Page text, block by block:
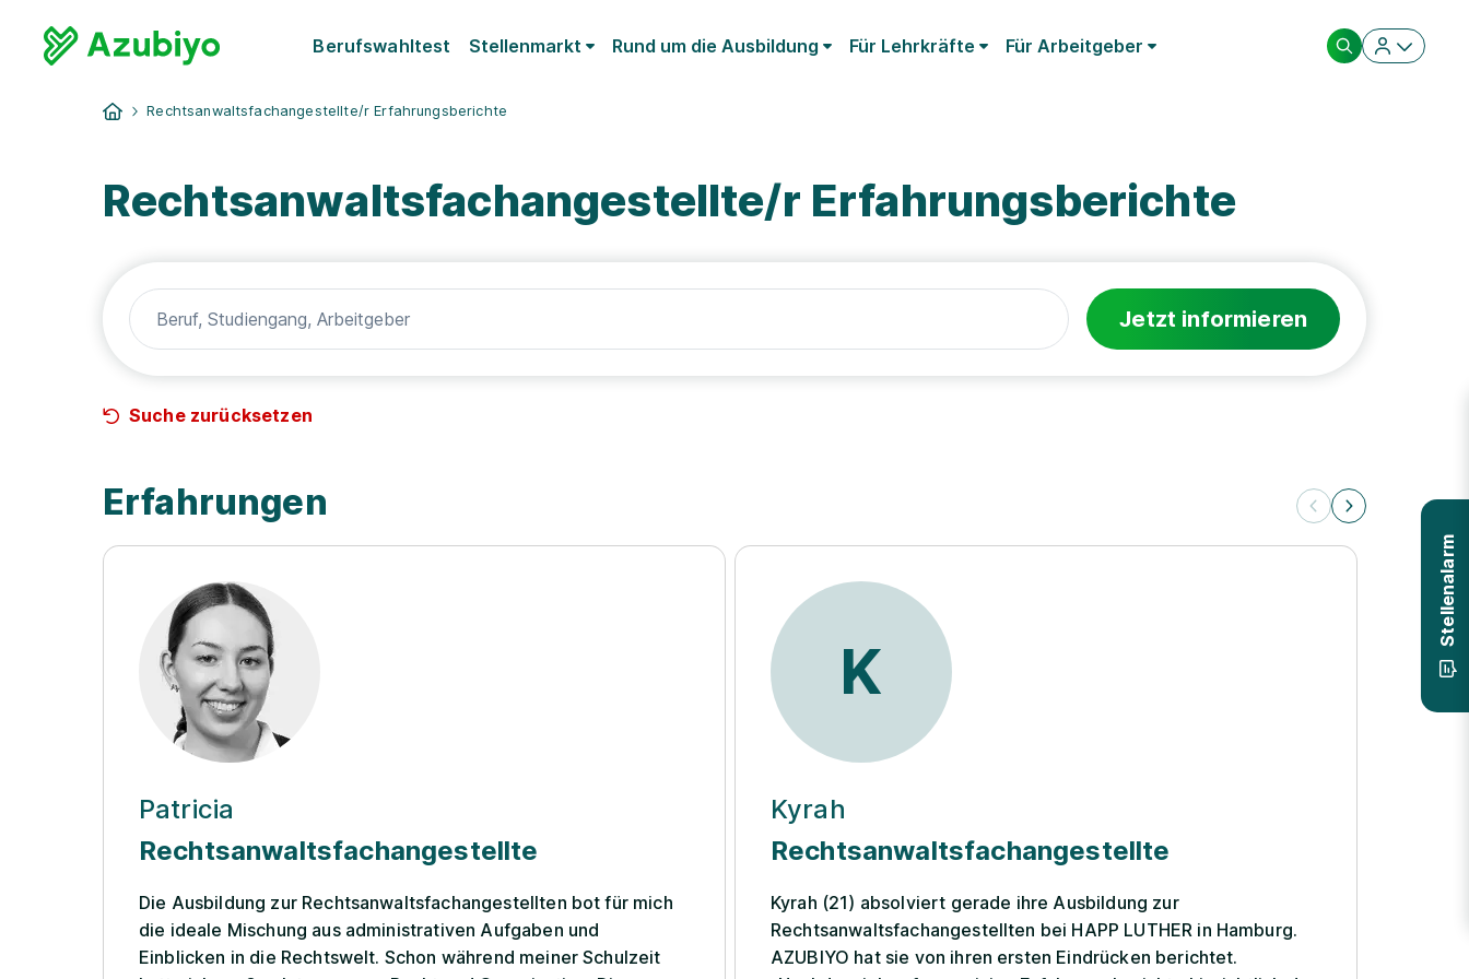
Berufswahltest Stellenmarkt Rund um die Ausbildung Für Lehrkräfte Für Arbeitgeber
Rechtsanwaltsfachangestellte/r Erfahrungsberichte
Rechtsanwaltsfachangestellte/r Erfahrungsberichte
Jetzt informieren
Suche zurücksetzen
Erfahrungen
Patricia
Rechtsanwaltsfachangestellte
Die Ausbildung zur Rechtsanwaltsfachangestellten bot für mich
die ideale Mischung aus administrativen Aufgaben und
Einblicken in die Rechtswelt. Schon während meiner Schulzeit
K
Kyrah
Rechtsanwaltsfachangestellte
Kyrah (21) absolviert gerade ihre Ausbildung zur
Rechtsanwaltsfachangestellten bei HAPP LUTHER in Hamburg.
AZUBIYO hat sie von ihren ersten Eindrücken berichtet.
Stellenalarm